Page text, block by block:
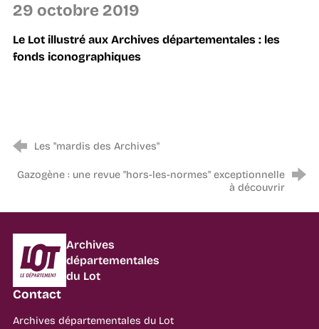
29 octobre 2019
Le Lot illustré aux Archives départementales : les
fonds iconographiques
Les "mardis des Archives"
Gazogène : une revue "hors-les-normes" exceptionnelle
à découvrir
Département du Lot
Archives
départementales
du Lot
Contact
Archives départementales du Lot